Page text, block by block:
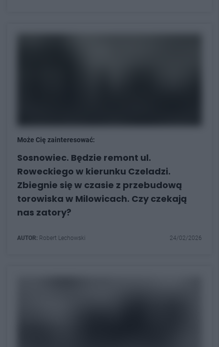
Może Cię zainteresować:
Sosnowiec. Będzie remont ul.
Roweckiego w kierunku Czeladzi.
Zbiegnie się w czasie z przebudową
torowiska w Milowicach. Czy czekają
nas zatory?
AUTOR: Robert Lechowski 24/02/2026